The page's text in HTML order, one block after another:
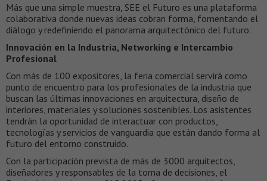
Más que una simple muestra, SEE el Futuro es una plataforma
colaborativa donde nuevas ideas cobran forma, fomentando el
diálogo y redefiniendo el panorama arquitectónico del futuro.
Innovación en la Industria, Networking e Intercambio
Profesional
Con más de 100 expositores, la feria comercial servirá como
punto de encuentro para los profesionales de la industria que
buscan las últimas innovaciones en arquitectura, diseño de
interiores, materiales y soluciones sostenibles. Los asistentes
tendrán la oportunidad de interactuar con productos,
tecnologías y servicios de vanguardia que están dando forma al
futuro del entorno construido.
Con la participación prevista de más de 3000 arquitectos,
diseñadores y responsables de la toma de decisiones, el